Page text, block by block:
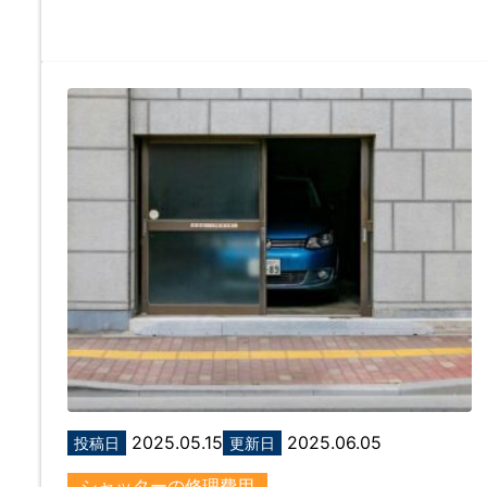
投稿日 2025.05.15 更新日 2025.06.05